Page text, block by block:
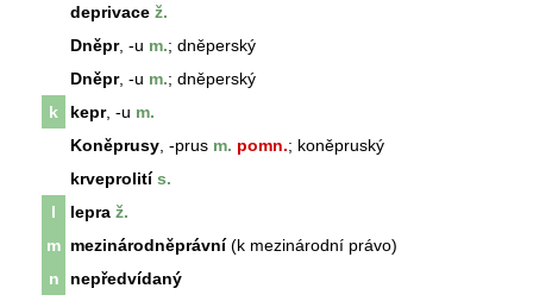
deprivace ž.
Dněpr, -u m.; dněperský
Dněpr, -u m.; dněperský
k
kepr, -u m.
Koněprusy , -prus m. pomn.; koněpruský
krveprolitís.
l
lepra ž.
m mezinárodněprávní(k mezinárodní právo)
n
nepředvídaný